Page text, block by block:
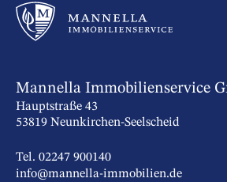
Mannella Immobilienservice
Hauptstraße 43
53819 Neunkirchen-Seelscheid
Tel. 02247 900140
info@mannella-immobilien.de